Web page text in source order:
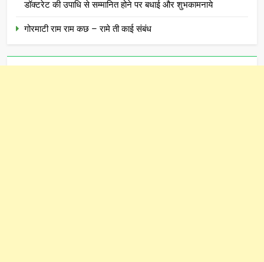
डॉक्टरेट की उपाधि से सम्मानित होने पर बधाई और शुभकामनाये
गोरमाटी राम राम कछ – रामे ती काई संबंध